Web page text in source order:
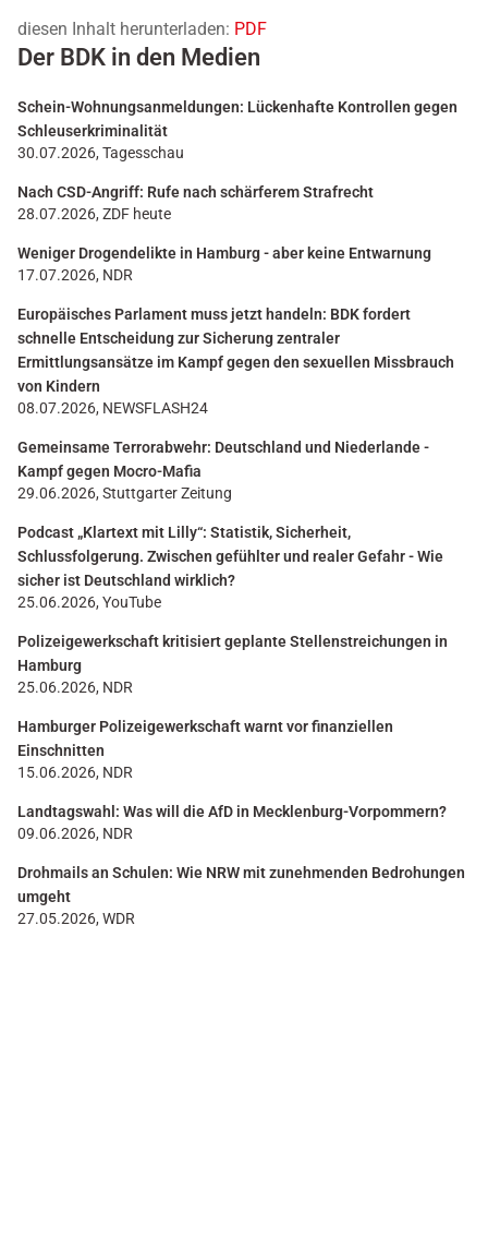
diesen Inhalt herunterladen: PDF
Der BDK in den Medien
Schein-Wohnungsanmeldungen: Lückenhafte Kontrollen gegen
Schleuserkriminalität
30.07.2026, Tagesschau
Nach CSD-Angriff: Rufe nach schärferem Strafrecht
28.07.2026, ZDF heute
Weniger Drogendelikte in Hamburg - aber keine Entwarnung
17.07.2026, NDR
Europäisches Parlament muss jetzt handeln: BDK fordert
schnelle Entscheidung zur Sicherung zentraler
Ermittlungsansätze im Kampf gegen den sexuellen Missbrauch
von Kindern
08.07.2026, NEWSFLASH24
Gemeinsame Terrorabwehr: Deutschland und Niederlande -
Kampf gegen Mocro-Mafia
29.06.2026, Stuttgarter Zeitung
Podcast „Klartext mit Lilly“: Statistik, Sicherheit,
Schlussfolgerung. Zwischen gefühlter und realer Gefahr - Wie
sicher ist Deutschland wirklich?
25.06.2026, YouTube
Polizeigewerkschaft kritisiert geplante Stellenstreichungen in
Hamburg
25.06.2026, NDR
Hamburger Polizeigewerkschaft warnt vor finanziellen
Einschnitten
15.06.2026, NDR
Landtagswahl: Was will die AfD in Mecklenburg-Vorpommern?
09.06.2026, NDR
Drohmails an Schulen: Wie NRW mit zunehmenden Bedrohungen
umgeht
27.05.2026, WDR